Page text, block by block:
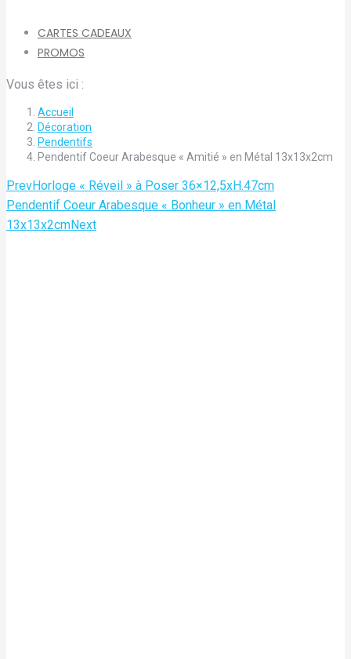
CARTES CADEAUX
PROMOS
Vous êtes ici :
Accueil
Décoration
Pendentifs
Pendentif Coeur Arabesque « Amitié » en Métal 13x13x2cm
PrevHorloge « Réveil » à Poser 36×12,5xH.47cm
Pendentif Coeur Arabesque « Bonheur » en Métal
13x13x2cmNext